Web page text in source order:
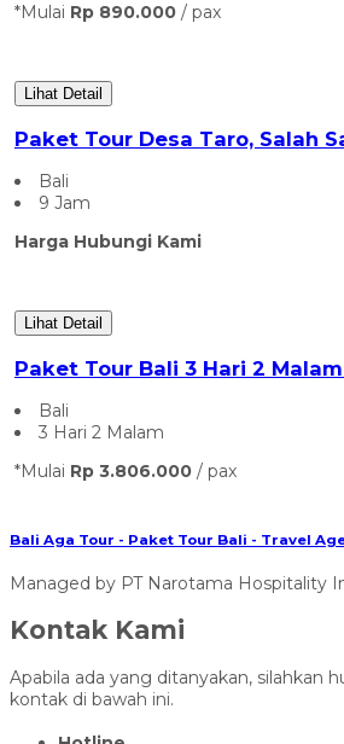
*Mulai Rp 890.000 / pax
Lihat Detail
Paket Tour Desa Taro, Salah
Bali
9 Jam
Harga Hubungi Kami
Lihat Detail
Paket Tour Bali 3 Hari 2 Malam
Bali
3 Hari 2 Malam
*Mulai Rp 3.806.000 / pax
Bali Aga Tour - Paket Tour Bali - Travel
Managed by PT Narotama Hospitality
Kontak Kami
Apabila ada yang ditanyakan, silahkan
kontak di bawah ini.